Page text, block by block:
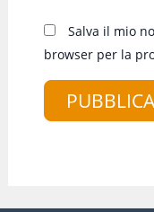
Salva il mio
browser per la